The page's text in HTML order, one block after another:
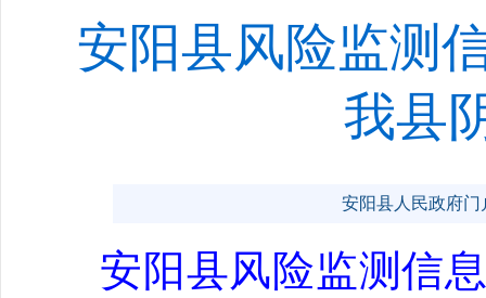
安阳县风险监测
我县
安阳县人民政府门
安阳县风险监测信